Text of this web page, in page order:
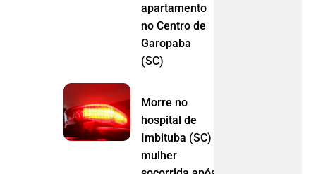
apartamento
no Centro de
Garopaba
(SC)
Morre no
hospital de
Imbituba (SC)
mulher